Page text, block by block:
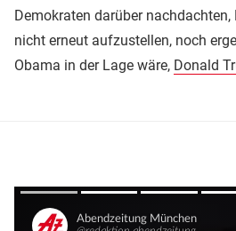
Demokraten darüber nachdachten,
nicht erneut aufzustellen, noch
Obama in der Lage wäre, Donald